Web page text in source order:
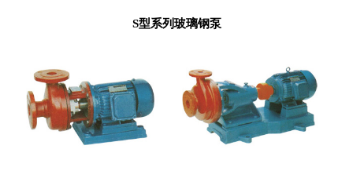
S型系列玻璃钢泵